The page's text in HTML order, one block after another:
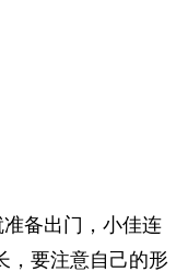
备出门，小佳连
，要注意自己的形